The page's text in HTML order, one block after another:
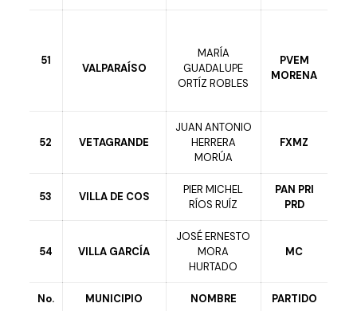
51
VALPARAÍSO
MARÍA
GUADALUPE
ORTÍZ ROBLES
PVEM
MORENA
52 VETAGRANDE
JUAN ANTONIO
HERRERA
MORÚA
FXMZ
53 VILLA DE COS
PIER MICHEL
RÍOS RUÍZ
PAN PRI
PRD
54 VILLA GARCÍA
JOSÉ ERNESTO
MORA
HURTADO
MC
No. MUNICIPIO NOMBRE PARTIDO